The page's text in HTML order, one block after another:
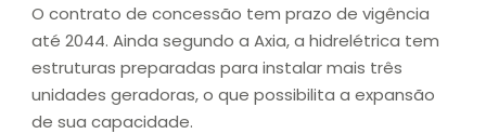
O contrato de concessão tem prazo de vigência
até 2044. Ainda segundo a Axia, a hidrelétrica tem
estruturas preparadas para instalar mais três
unidades geradoras, o que possibilita a expansão
de sua capacidade.